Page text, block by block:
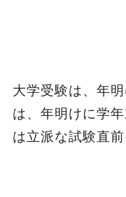
大学受験は、年
は、年明けに学
は立派な試験直